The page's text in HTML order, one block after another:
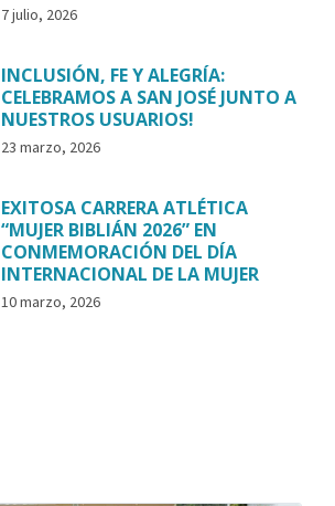
7 julio, 2026
INCLUSIÓN, FE Y ALEGRÍA:
CELEBRAMOS A SAN JOSÉ JUNTO A
NUESTROS USUARIOS!
23 marzo, 2026
EXITOSA CARRERA ATLÉTICA
“MUJER BIBLIÁN 2026” EN
CONMEMORACIÓN DEL DÍA
INTERNACIONAL DE LA MUJER
10 marzo, 2026